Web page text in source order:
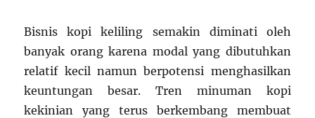
Bisnis kopi keliling semakin diminati oleh
banyak orang karena modal yang dibutuhkan
relatif kecil namun berpotensi menghasilkan
keuntungan besar. Tren minuman kopi
kekinian yang terus berkembang membuat